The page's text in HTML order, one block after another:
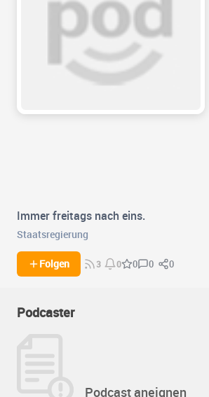
Immer freitags nach eins.
Staatsregierung
Folgen 3 0 0 0 0
Podcaster
Podcast aneignen